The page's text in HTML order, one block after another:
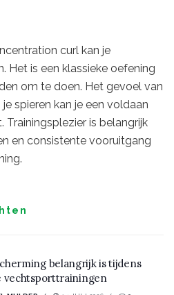
curl kan je
Het is een klassieke oefening
om te doen. Het gevoel van
spieren kan je een voldaan
Trainingsplezier is belangrijk
en consistente vooruitgang
belangrijk is tijdens
vechtsporttrainingen